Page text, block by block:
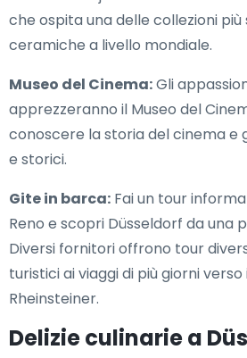
che ospita una delle collezioni più
ceramiche a livello mondiale.
Museo del Cinema:Gli
apprezzeranno il Museo del
conoscere la storia del cinema e
e storici.
Gite in barca: Fai un tour
Reno e scopri Düsseldorf da una
Diversi fornitori offrono tour
turistici ai viaggi di più giorni
Rheinsteiner.
Delizie culinarie a